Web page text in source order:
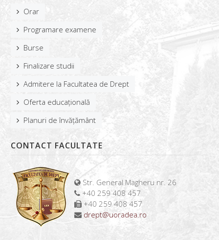
ALUMNI
Orar
Programare examene
Burse
Finalizare studii
Admitere la Facultatea de Drept
Oferta educațională
Planuri de învățământ
CONTACT FACULTATE
Str. General Magheru nr. 26
+40 259 408 457
+40 259 408 457
drept@uoradea.ro